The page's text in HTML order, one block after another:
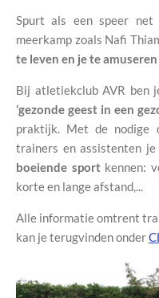
Spurt als een speer
meerkamp zoals Nafi
te leven en je te
Bij atletiekclub AVR ben
‘gezonde geest in een
praktijk. Met de nodige
trainers en assistenten
boeiende sportkennen:
korte en lange afstand,...
Alle informatie omtrent
kan je terugvinden onder